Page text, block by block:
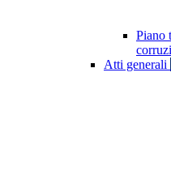
Piano
Atti generali